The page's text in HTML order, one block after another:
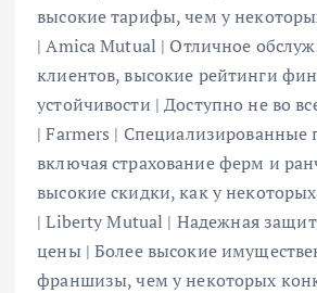
высокие тарифы, чем у
| Amica Mutual | Отличное
клиентов, высокие рейтинги
устойчивости | Доступно не во
| Farmers | Специализированные
включая страхование ферм и
высокие скидки, как у
| Liberty Mutual | Надежная
цены | Более высокие
франшизы, чем у некоторых